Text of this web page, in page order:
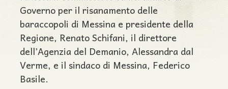
Governo per il risanamento delle
baraccopoli di Messina e presidente della
Regione, Renato Schifani, il direttore
dell’Agenzia del Demanio, Alessandra dal
Verme, e il sindaco di Messina, Federico
Basile.